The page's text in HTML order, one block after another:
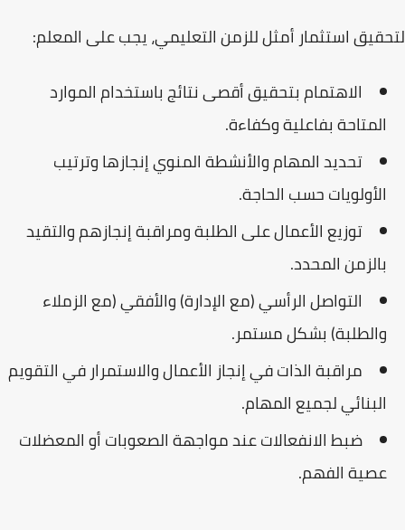
لتحقيق استثمار أمثل للزمن التعليمي، يجب على المعلم:
الاهتمام بتحقيق أقصى نتائج باستخدام الموارد
المتاحة بفاعلية وكفاءة.
تحديد المهام والأنشطة المنوي إنجازها وترتيب
الأولويات حسب الحاجة.
توزيع الأعمال على الطلبة ومراقبة إنجازهم والتقيد
بالزمن المحدد.
التواصل الرأسي (مع الإدارة) والأفقي (مع الزملاء
والطلبة) بشكل مستمر.
مراقبة الذات في إنجاز الأعمال والاستمرار في التقويم
البنائي لجميع المهام.
ضبط الانفعالات عند مواجهة الصعوبات أو المعضلات
عصية الفهم.